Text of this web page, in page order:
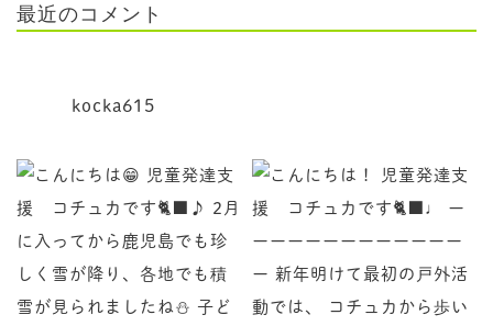
最近のコメント
kocka615
児童発達支援 コチュカです
♩ ーーーーーーーーーーーーーー 新年明けて最初の